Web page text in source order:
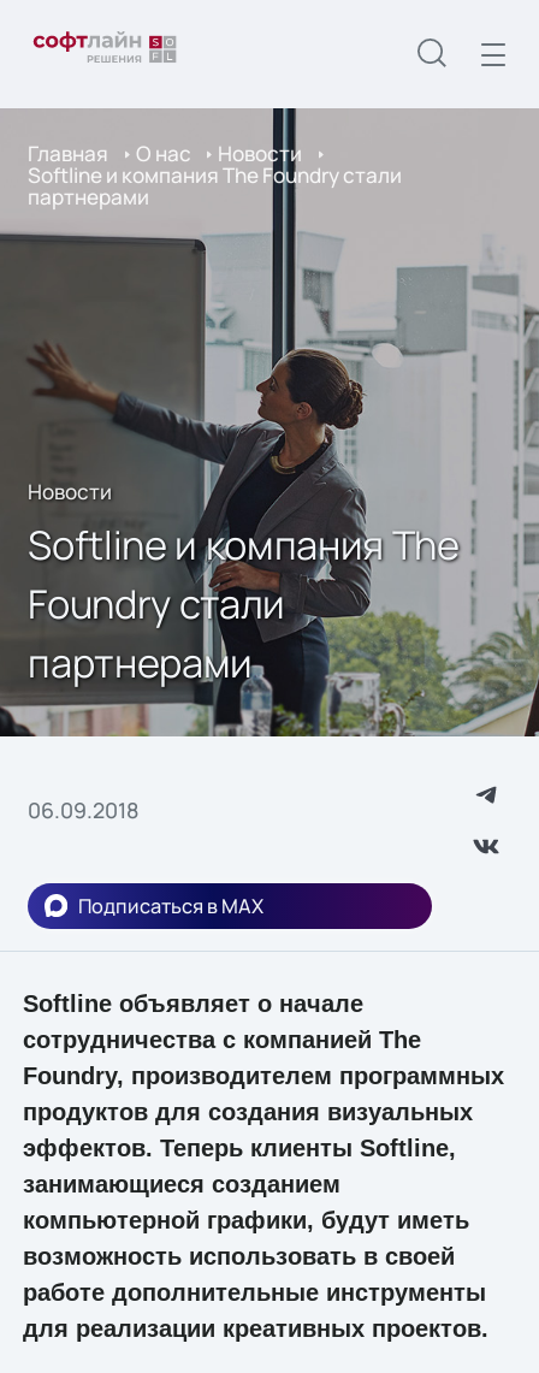
Главная О нас Новости
Softline и компания The Foundry стали
партнерами
Новости
Softline и компания The
Foundry стали
партнерами
06.09.2018
Подписаться в MAX
Softline объявляет о начале
сотрудничества с компанией The
Foundry, производителем программных
продуктов для создания визуальных
эффектов. Теперь клиенты Softline,
занимающиеся созданием
компьютерной графики, будут иметь
возможность использовать в своей
работе дополнительные инструменты
для реализации креативных проектов.